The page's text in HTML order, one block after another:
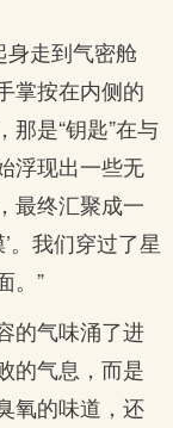
身走到气密舱
掌按在内侧的
那是“钥匙”在与
浮现出一些无
最终汇聚成一
。我们穿过了星
。”
的气味涌了进
的气息，而是
氧的味道，还